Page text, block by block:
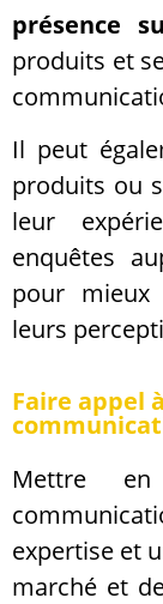
présence
produits et
Il peut
produits ou
leur
enquêtes
pour mieux
leurs
Faire appel
Mettre
expertise et
marché et